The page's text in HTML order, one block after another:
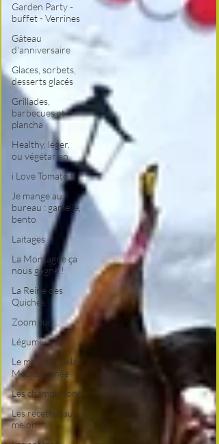
Garden Party -
buffet - Verrines
Gâteau
d'anniversaire
Glaces, sorbets,
desserts glacés
Grillades,
barbecues et
plancha
Healthy, léger,
ou végétarien
i Love Tomate !
Je mange au
bureau : gamelle,
bento
Laitages
La Montagne ça
nous gagne !
La Reine des
Quiches
Zoom sur ...
Légumes
Le meilleur de la
Méditerranée
Les champignons
Les recettes au
melon